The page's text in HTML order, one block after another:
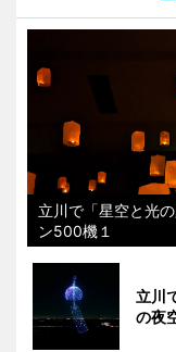
立川で「星空と光
ン500機１
立川
の夜